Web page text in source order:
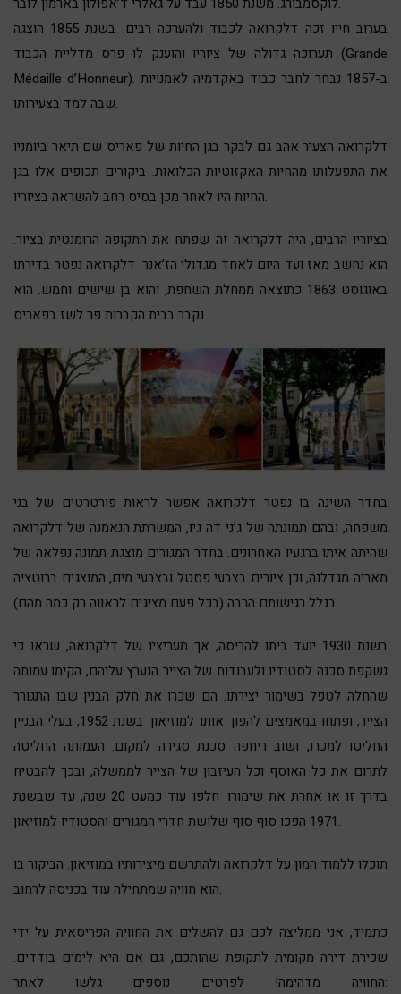
בערוב חייו זכה דלקרואה לכבוד ולהערכה רבים. בשנת 1855 הוצגה
תערוכה גדולה של ציוריו והוענק לו פרס מדליית הכבוד (Grande
Médaille d’Honneur). ב-1857 נבחר לחבר כבוד באקדמיה לאמנויות
שבה למד בצעירותו.
דלקרואה הצעיר אהב גם לבקר בגן החיות של פאריס שם תיאר ביומניו
את התפעלותו מהחיות האקזוטיות הכלואות. ביקורים תכופים אלו בגן
החיות היו לאחר מכן בסיס רחב להשראה בציוריו.
בציוריו הרבים, היה דלקרואה זה שפתח את התקופה הרומנטית בציור.
הוא נחשב מאז ועד היום לאחד מגדולי הז’אנר. דלקרואה נפטר בדירתו
באוגוסט 1863 כתוצאה ממחלת השחפת‏, והוא בן שישים וחמש. הוא
נקבר בבית הקברות פר לשז בפאריס.
בחדר השינה בו נפטר דלקרואה אפשר לראות פורטרטים של בני
משפחה, ובהם תמונתה של ג’ני דה גיו, המשרתת הנאמנה של דלקרואה
שהיתה איתו ברגעיו האחרונים. בחדר המגורים מוצגת תמונה נפלאה של
מאריה מגדלנה, וכן ציורים בצבעי פסטל ובצבעי מים, המוצגים ברוטציה
בגלל רגישותם הרבה (בכל פעם מציגים לראווה רק כמה מהם).
בשנת 1930 יועד ביתו להריסה, אך מעריציו של דלקרואה, שראו כי
נשקפת סכנה לסטודיו ולעבודות של הצייר הנערץ עליהם, הקימו עמותה
שהחלה לטפל בשימור יצירתו. הם שכרו את חלק הבנין שבו התגורר
הצייר, ופתחו במאמצים להפוך אותו למוזיאון. בשנת 1952, בעלי הבניין
החליטו למכרו, ושוב ריחפה סכנת סגירה למקום. העמותה החליטה
לתרום את כל האוסף וכל העיזבון של הצייר לממשלה, ובכך להבטיח
בדרך זו או אחרת את שימורו. חלפו עוד כמעט 20 שנה, עד שבשנת
1971 הפכו סוף סוף שלושת חדרי המגורים והסטודיו למוזיאון.
תוכלו ללמוד המון על דלקרואה ולהתרשם מיצירותיו במוזיאון. הביקור בו
הוא חוויה שמתחילה עוד בכניסה לרחוב.
כתמיד, אני ממליצה לכם גם להשלים את החוויה הפריסאית על ידי
שכירת דירה מקומית לתקופת שהותכם, גם אם היא לימים בודדים.
החוויה מדהימה! לפרטים נוספים גלשו לאתר: